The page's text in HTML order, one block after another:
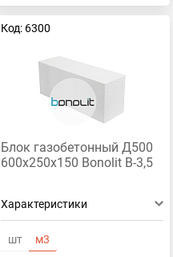
Код: 6300
Блок газобетонный Д500
600х250х150 Bonolit В-3,5
Характеристики
шт м3